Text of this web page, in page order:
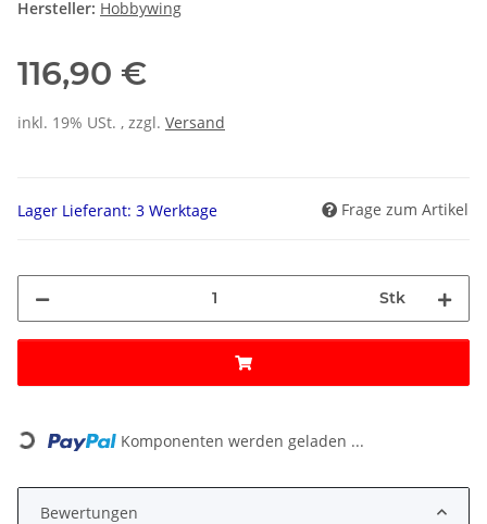
Hersteller: Hobbywing
116,90 €
inkl. 19% USt. , zzgl. Versand
Lager Lieferant: 3 Werktage Frage zum Artikel
Stk
Loading... Komponenten werden geladen ...
Bewertungen